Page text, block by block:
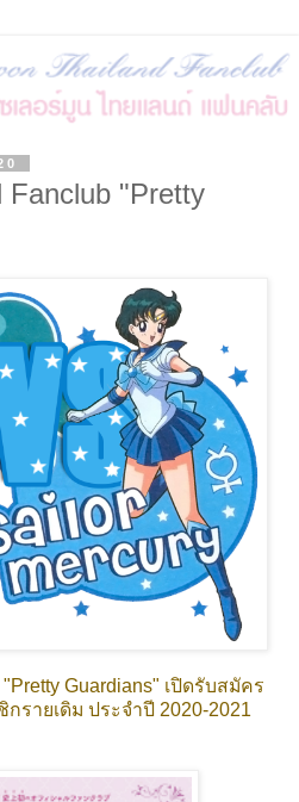
Fanclub "Pretty
Guardians" เปิดรับสมัคร
รายเดิม ประจำปี 2020-2021